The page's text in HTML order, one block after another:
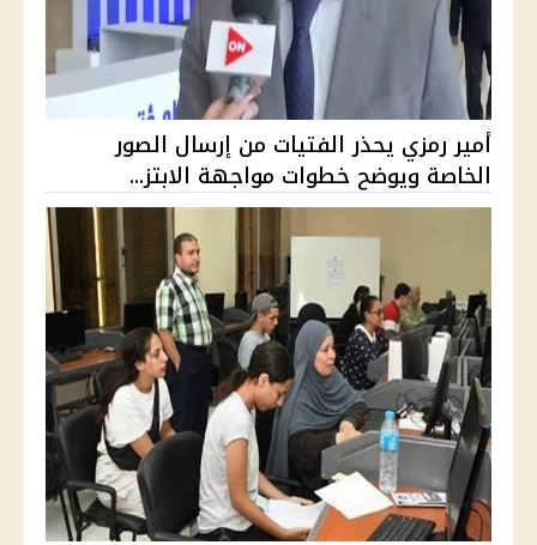
أمير رمزي يحذر الفتيات من إرسال الصور
الخاصة ويوضح خطوات مواجهة الابتز...